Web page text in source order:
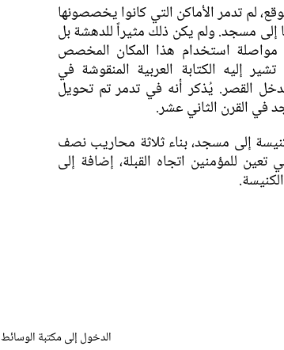
لم تدمر الأماكن التي كانوا يخصصونها
إلى مسجد. ولم يكن ذلك مثيراً للدهشة بل
مواصلة استخدام هذا المكان المخصص
إليه الكتابة العربية المنقوشة في
القصر. يُذكر أنه في تدمر تم تحويل
في القرن الثاني عشر.
إلى مسجد، بناء ثلاثة محاريب نصف
تعين للمؤمنين اتجاه القبلة، إضافة إلى
الدخول إلى مكتبة الوسائط